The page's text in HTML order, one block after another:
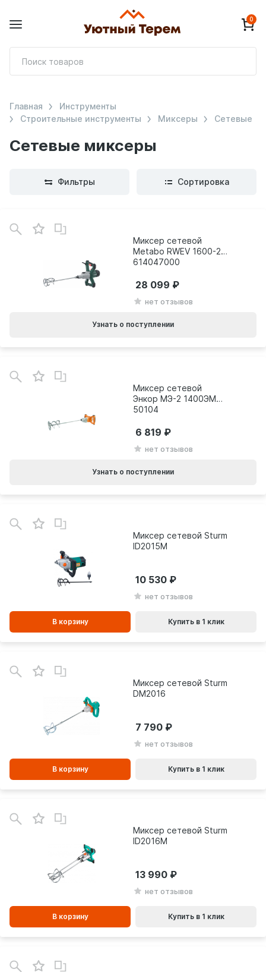
0
Сетевые миксеры
Главная
Инструменты
Строительные инструменты
Миксеры Сетевые
Фильтры Сортировка
Миксер сетевой
Metabo RWEV 1600-2
614047000
нет отзывов
28 099
Узнать о поступлении
Миксер сетевой
Энкор МЭ-2 1400ЭМ
50104
нет отзывов
6 819
Узнать о поступлении
Миксер сетевой Sturm
ID2015M
нет отзывов
10 530
В корзину Купить в 1 клик
Миксер сетевой Sturm
DM2016
нет отзывов
7 790
В корзину Купить в 1 клик
Миксер сетевой Sturm
ID2016M
нет отзывов
13 990
В корзину Купить в 1 клик